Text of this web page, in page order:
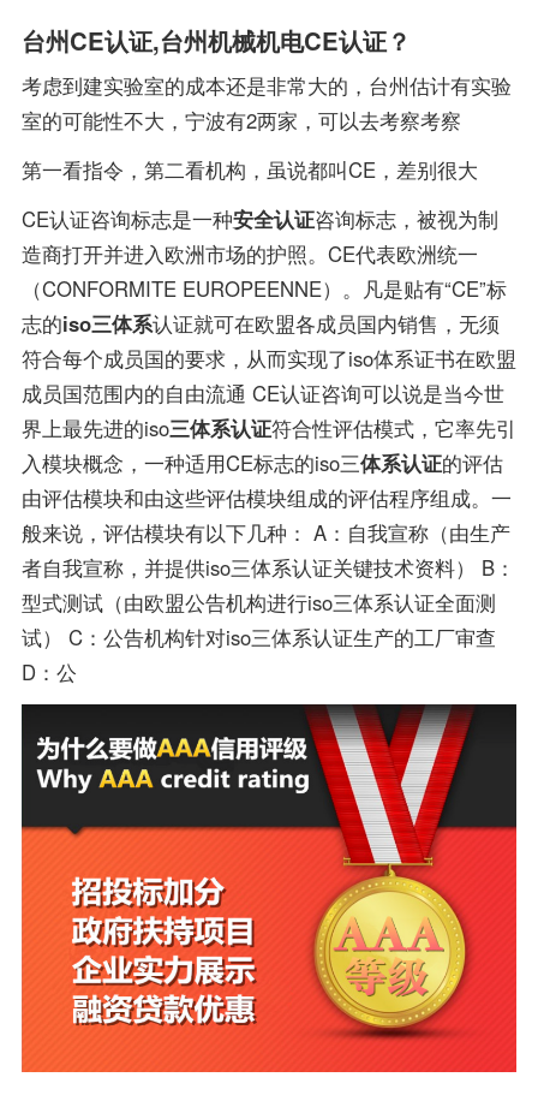
台州CE认证,台州机械机电CE认证？
考虑到建实验室的成本还是非常大的，台州估计有实验
室的可能性不大，宁波有2两家，可以去考察考察
第一看指令，第二看机构，虽说都叫CE，差别很大
CE认证咨询标志是一种安全认证咨询标志，被视为制
造商打开并进入欧洲市场的护照。CE代表欧洲统一
（CONFORMITE EUROPEENNE）。凡是贴有“CE”标
志的iso三体系认证就可在欧盟各成员国内销售，无须
符合每个成员国的要求，从而实现了iso体系证书在欧盟
成员国范围内的自由流通 CE认证咨询可以说是当今世
界上最先进的iso三体系认证符合性评估模式，它率先引
入模块概念，一种适用CE标志的iso三体系认证的评估
由评估模块和由这些评估模块组成的评估程序组成。一
般来说，评估模块有以下几种： A：自我宣称（由生产
者自我宣称，并提供iso三体系认证关键技术资料） B：
型式测试（由欧盟公告机构进行iso三体系认证全面测
试） C：公告机构针对iso三体系认证生产的工厂审查
D：公